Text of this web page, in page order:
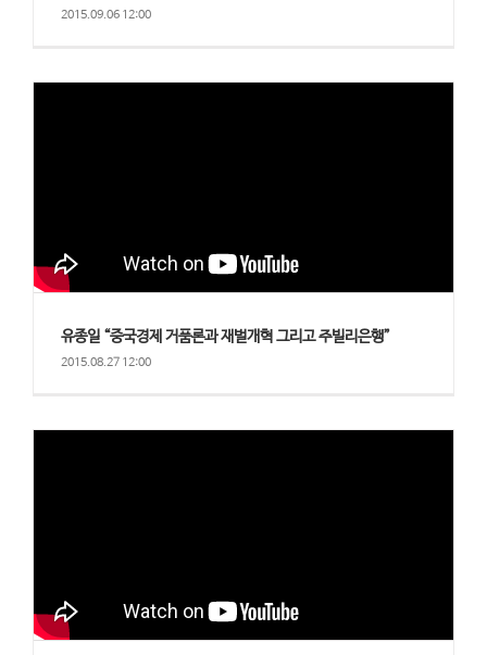
2015.09.06 12:00
유종일 “중국경제 거품론과 재벌개혁 그리고 주빌리은행”
2015.08.27 12:00